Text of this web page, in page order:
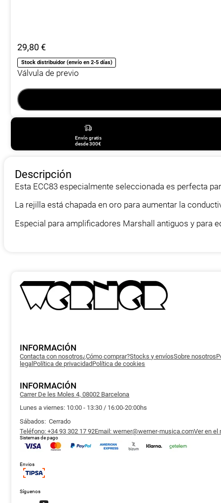
29,80€
Stock distribuidor (envío en 2-5 días)
Válvula de previo
Envío gratis
desde 300€
Descripción
Esta ECC83 especialmente seleccionada es perfecta
La rejilla está chapada en oro para aumentar la
Especial para amplificadores Marshall antiguos y para
INFORMACIÓN
Contacta con nosotros¿Cómo comprar?Stocks y envíosSobre nosotros
legal Política de privacidadPolítica de cookies
INFORMACIÓN
Carrer De les Moles 4, 08002 Barcelona
Lunes a viernes: 10:00 - 13:30 / 16:00-20:00hs
Sábados: Cerrado
Teléfono: +34 93 302 17 92Email: werner@werner-musica.comVer en el
Sistemas de pago
Envios
Síguenos